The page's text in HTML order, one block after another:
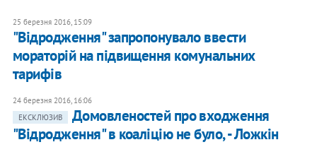
25 березня 2016, 15:09
"Відродження" запропонувало ввести
мораторій на підвищення комунальних
тарифів
24 березня 2016, 16:06
ЕКСКЛЮЗИВ
Домовленостей про входження
"Відродження" в коаліцію не було, - Ложкін